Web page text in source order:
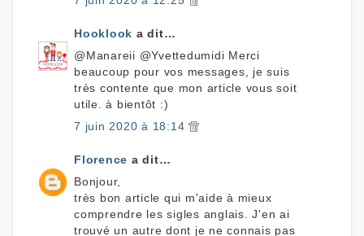
Hooklook a dit…
@Manareii @Yvettedumidi Merci
beaucoup pour vos messages, je suis
très contente que mon article vous soit
utile. à bientôt :)
7 juin 2020 à 18:14
Florence a dit…
Bonjour,
très bon article qui m'aide à mieux
comprendre les sigles anglais. J'en ai
trouvé un autre dont je ne connais pas